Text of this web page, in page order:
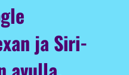
ja Siri-